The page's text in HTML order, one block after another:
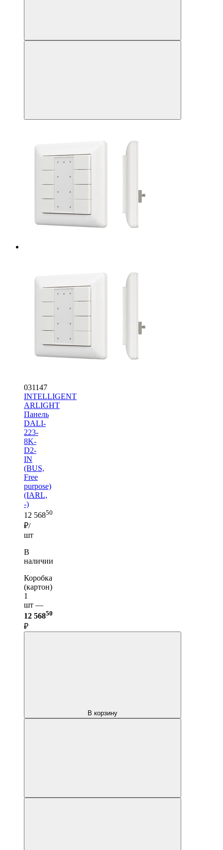
031147
INTELLIGENT
ARLIGHT
Панель
DALI-
223-
8K-
D2-
IN
(BUS,
Free
purpose)
(IARL,
-)
12 56850
₽/
шт
В
наличии
Коробка
(картон)
1
шт —
12 56850
₽
В корзину